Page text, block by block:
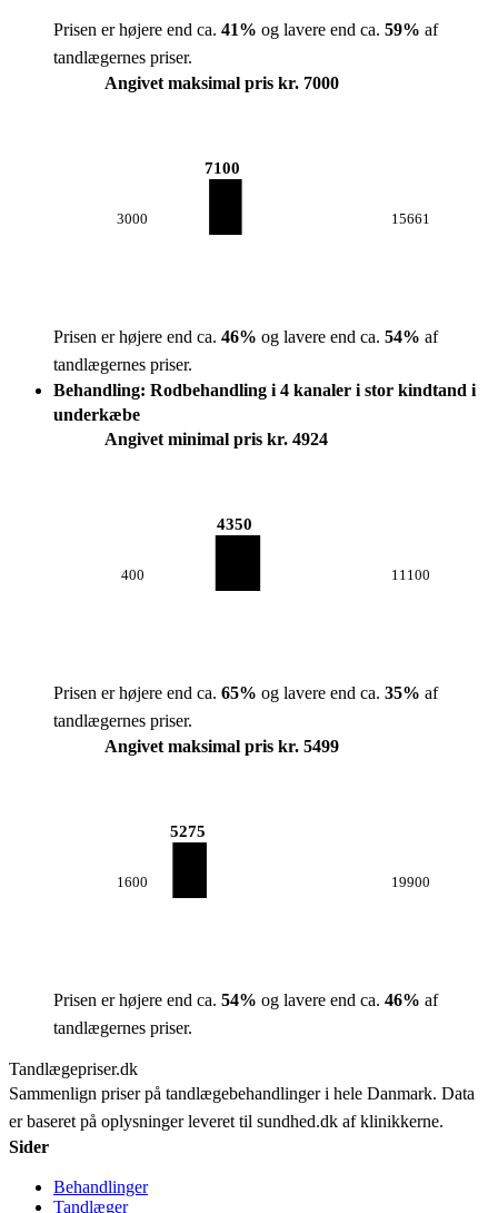
Prisen er højere end ca. 41% og lavere end ca. 59% af
tandlægernes priser.
Angivet maksimal pris kr. 7000
3000
7100
15661
Prisen er højere end ca. 46% og lavere end ca. 54% af
tandlægernes priser.
Behandling: Rodbehandling i 4 kanaler i stor kindtand i
underkæbe
Angivet minimal pris kr. 4924
400
4350
11100
Prisen er højere end ca. 65% og lavere end ca. 35% af
tandlægernes priser.
Angivet maksimal pris kr. 5499
1600
5275
19900
Prisen er højere end ca. 54% og lavere end ca. 46% af
tandlægernes priser.
Tandlægepriser.dk
Sammenlign priser på tandlægebehandlinger i hele Danmark. Data
er baseret på oplysninger leveret til sundhed.dk af klinikkerne.
Sider
Behandlinger
Tandlæger